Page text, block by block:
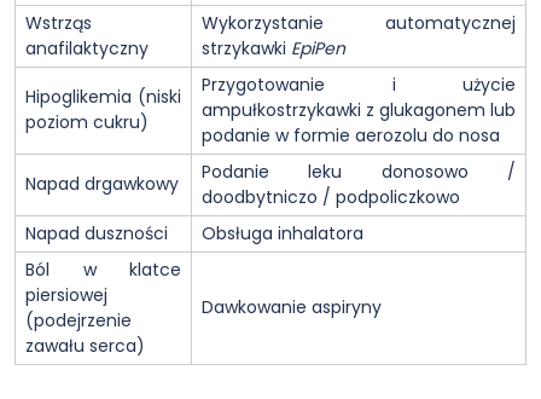
Wstrząs
anafilaktyczny
Wykorzystanie automatycznej
strzykawki EpiPen
Hipoglikemia (niski
poziom cukru)
Przygotowanie i użycie
ampułkostrzykawki z glukagonem lub
podanie w formie aerozolu do nosa
Napad drgawkowy
Podanie leku donosowo /
doodbytniczo / podpoliczkowo
Napad duszności
Obsługa inhalatora
Ból w klatce
piersiowej
(podejrzenie
zawału serca)
Dawkowanie aspiryny